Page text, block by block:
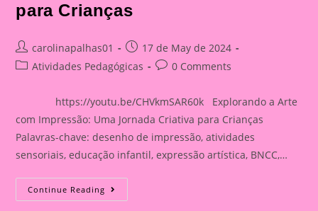
para Crianças
Post
author:
carolinapalhas01
Post
published:
17 de May de 2024
PostAtividades Pedagógicas
Post0 Comments
https://youtu.be/CHVkmSAR60k Explorando a Arte
com Impressão: Uma Jornada Criativa para Crianças
Palavras-chave: desenho de impressão, atividades
sensoriais, educação infantil, expressão artística, BNCC,…
Continue Reading Atividade
Sensorial